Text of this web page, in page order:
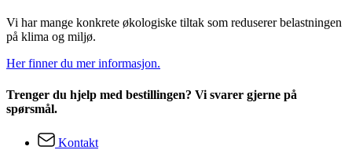
Vi har mange konkrete økologiske tiltak som reduserer belastningen
på klima og miljø.
Her finner du mer informasjon.
Trenger du hjelp med bestillingen? Vi svarer gjerne på
spørsmål.
Kontakt